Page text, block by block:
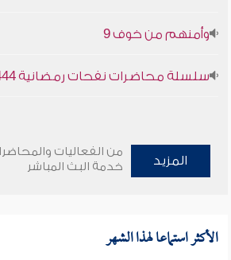
وأمنهم من خوف 9
سلسلة محاضرات نفحات رمضانية 1444هـ
المزيد
من الفعاليات
خدمة البث المباشر
الأكثر استماعا لهذا الشهر